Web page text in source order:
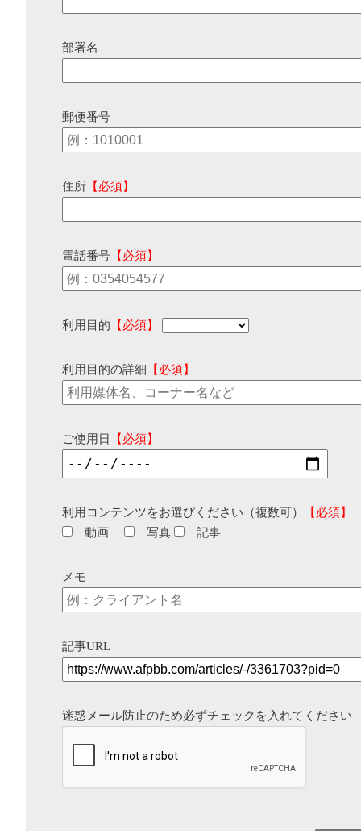
部署名
郵便番号
住所 【必須】
電話番号 【必須】
利用目的 【必須】
利用目的の詳細 【必須】
ご使用日 【必須】
利用コンテンツをお選びください（複数可）
【必須】
動画
写真 記事
メモ
記事URL
迷惑メール防止のため必ずチェックを入れてください